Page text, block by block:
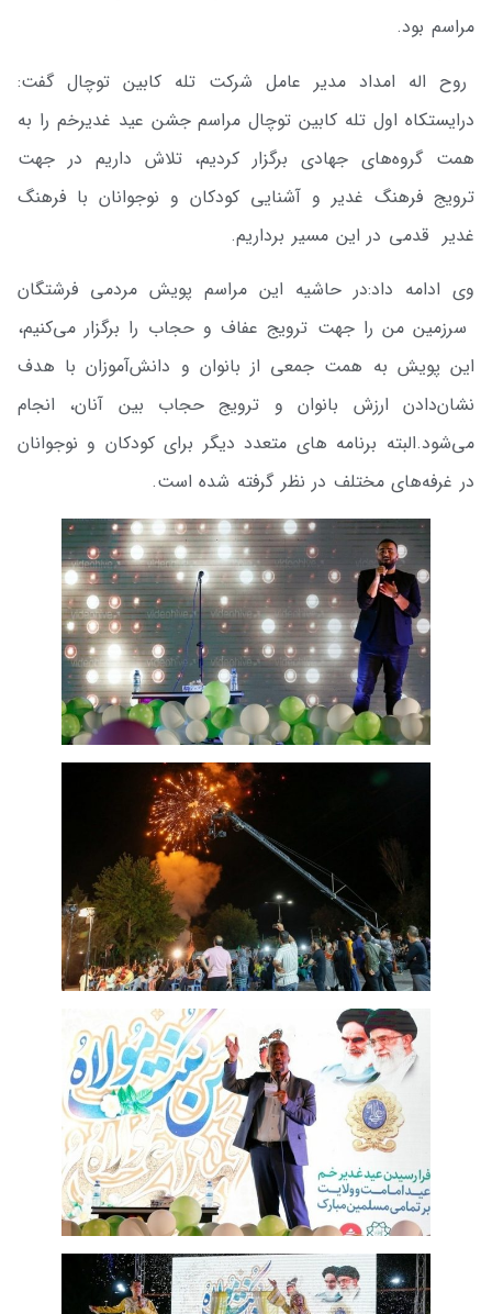
مراسم بود.
روح اله امداد مدیر عامل شرکت تله کابین توچال گفت:
درایستکاه اول تله کابین توچال مراسم جشن عید غدیرخم را به
همت گروه‌های جهادی برگزار کردیم، تلاش داریم در جهت
ترویج فرهنگ غدیر و آشنایی کودکان و نوجوانان با فرهنگ
غدیر قدمی در این مسیر برداریم.
وی ادامه داد:در حاشیه این مراسم پویش مردمی فرشتگان
سرزمین من را جهت ترویج عفاف و حجاب را برگزار می‌کنیم،
این پویش به همت جمعی از بانوان و دانش‌آموزان با هدف
نشان‌دادن ارزش بانوان و ترویج حجاب بین آنان، انجام
می‌شود.البته برنامه ها‌ی متعدد دیگر برای کودکان و نوجوانان
در غرفه‌های مختلف در نظر گرفته شده است.